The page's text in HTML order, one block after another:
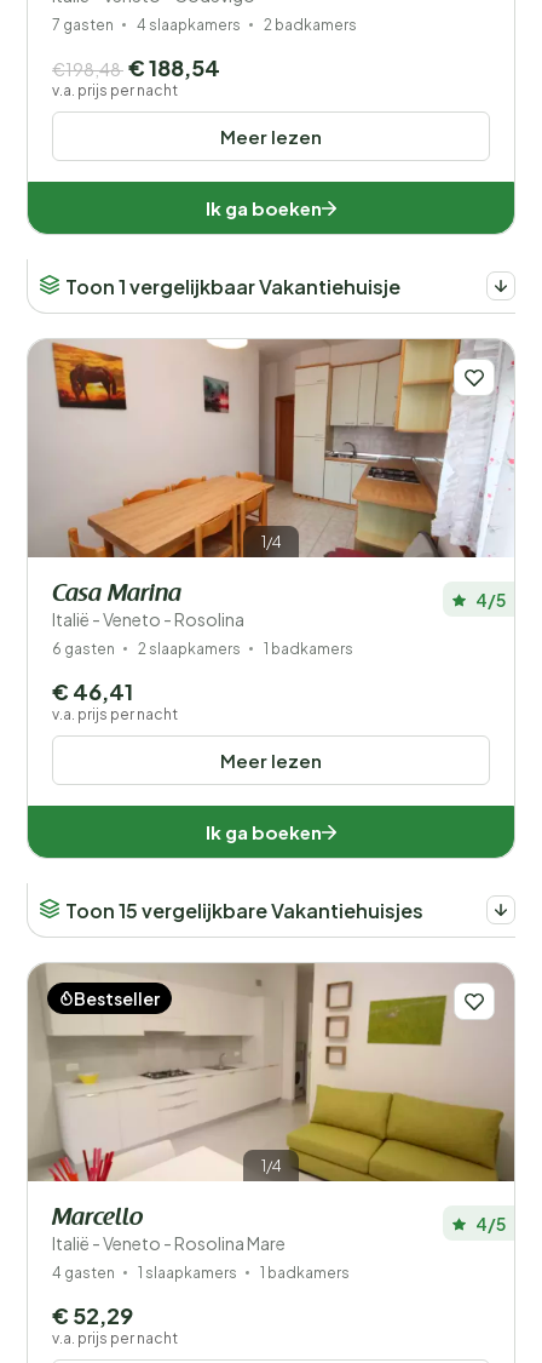
7 gasten 4 slaapkamers 2 badkamers
Meer lezen
€198,48 € 188,54
v.a. prijs per nacht
Ik ga boeken
Toon 1 vergelijkbaar Vakantiehuisje
1/4
Casa Marina
Italië - Veneto - Rosolina
4/5
6 gasten 2 slaapkamers 1 badkamers
Meer lezen
€ 46,41
v.a. prijs per nacht
Ik ga boeken
Toon 15 vergelijkbare Vakantiehuisjes
1/4
Bestseller
Marcello
Italië - Veneto - Rosolina Mare
4/5
4 gasten 1 slaapkamers 1 badkamers
€ 52,29
v.a. prijs per nacht